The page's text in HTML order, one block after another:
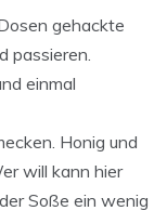
gehackte
passieren.
einmal
Honig und
will kann hier
Soße ein wenig